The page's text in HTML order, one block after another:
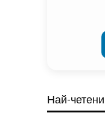
Най-